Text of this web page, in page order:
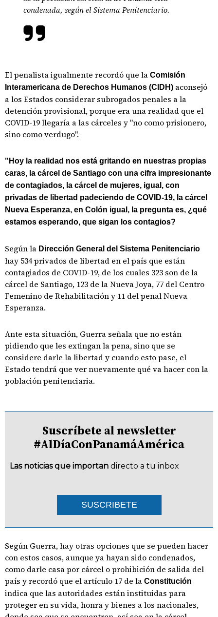
condenada, según el Sistema Penitenciario.
El penalista igualmente recordó que la Comisión
Interamericana de Derechos Humanos (CIDH) aconsejó
a los Estados considerar subrogados penales a la
detención provisional, porque era una realidad que el
COVID-19 llegaría a las cárceles y "no como prisionero,
sino como verdugo".
"Hoy la realidad nos está gritando en nuestras propias
caras, la cárcel de Santiago con una cifra impresionante
de contagiados, la cárcel de mujeres, igual, con
privadas de libertad padeciendo de COVID-19, la cárcel
Nueva Esperanza, en Colón igual, la pregunta es, ¿qué
estamos esperando, que sigan los contagios?
Según la Dirección General del Sistema Penitenciario
hay 534 privados de libertad en el país que están
contagiados de COVID-19, de los cuales 323 son de la
cárcel de Santiago, 123 de la Nueva Joya, 77 del Centro
Femenino de Rehabilitación y 11 del penal Nueva
Esperanza.
Ante esta situación, Guerra señala que no están
pidiendo que les extingan la pena, sino que se
considere darle la libertad y cuando esto pase, el
Estado tendrá que ver nuevamente qué va hacer con la
población penitenciaria.
Suscríbete al newsletter
#AlDíaConPanamáAmérica
Las noticias que importan directo a tu inbox
SUSCRIBETE
Según Guerra, hay otras opciones que se pueden hacer
con estos casos, aunque ya hayan sido condenados,
como darle casa por cárcel o prohibición de salida del
país y recordó que el artículo 17 de la Constitución
indica que las autoridades están instituidas para
proteger en su vida, honra y bienes a los nacionales,